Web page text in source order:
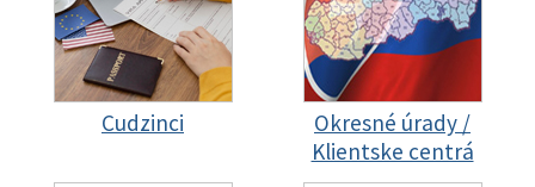
Cudzinci
Okresné úrady /
Klientske centrá